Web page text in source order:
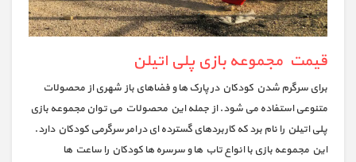
قیمت مجموعه بازی پلی اتیلن
برای سرگرم شدن کودکان در پارک ها و فضاهای باز شهری از محصولات
متنوعی استفاده می شود. از جمله این محصولات می توان مجموعه بازی
پلی اتیلن را نام برد که کاربردهای گسترده ای در امر سرگرمی کودکان دارد.
این مجموعه بازی با انواع تاب ها و سرسره ها کودکان را ساعت ها